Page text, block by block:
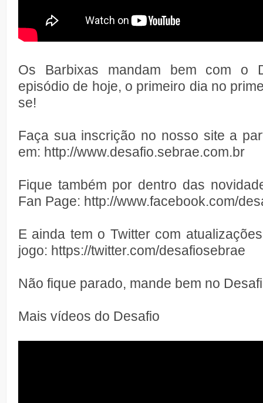
Os Barbixas mandam bem com o
episódio de hoje, o primeiro dia no
se!
Faça sua inscrição no nosso site a
em: http://www.desafio.sebrae.com.br
Fique também por dentro das
Fan Page: http://www.facebook.com/
E ainda tem o Twitter com
jogo: https://twitter.com/desafiosebrae
Não fique parado, mande bem no
Mais vídeos do Desafio